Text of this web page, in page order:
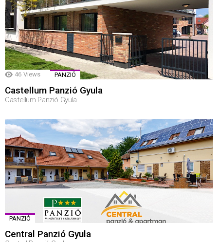
46 Views PANZIÓ
Castellum Panzió Gyula
Castellum Panzió Gyula
PANZIÓ
Central Panzió Gyula